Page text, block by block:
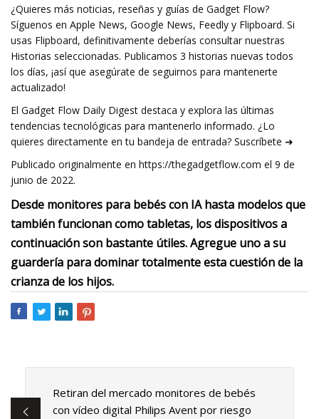
¿Quieres más noticias, reseñas y guías de Gadget Flow?
Síguenos en Apple News, Google News, Feedly y Flipboard. Si
usas Flipboard, definitivamente deberías consultar nuestras
Historias seleccionadas. Publicamos 3 historias nuevas todos
los días, ¡así que asegúrate de seguirnos para mantenerte
actualizado!
El Gadget Flow Daily Digest destaca y explora las últimas
tendencias tecnológicas para mantenerlo informado. ¿Lo
quieres directamente en tu bandeja de entrada? Suscríbete ➜
Publicado originalmente en https://thegadgetflow.com el 9 de
junio de 2022.
Desde monitores para bebés con IA hasta modelos que
también funcionan como tabletas, los dispositivos a
continuación son bastante útiles. Agregue uno a su
guardería para dominar totalmente esta cuestión de la
crianza de los hijos.
Retiran del mercado monitores de bebés
con vídeo digital Philips Avent por riesgo